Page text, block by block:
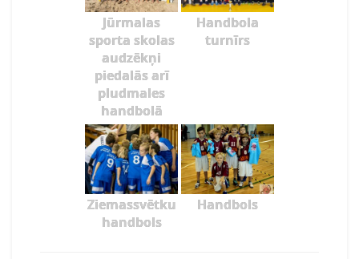
Jūrmalas
sporta skolas
audzēkņi
piedalās arī
pludmales
handbolā
Handbola
turnīrs
Ziemassvētku
handbols
Handbols